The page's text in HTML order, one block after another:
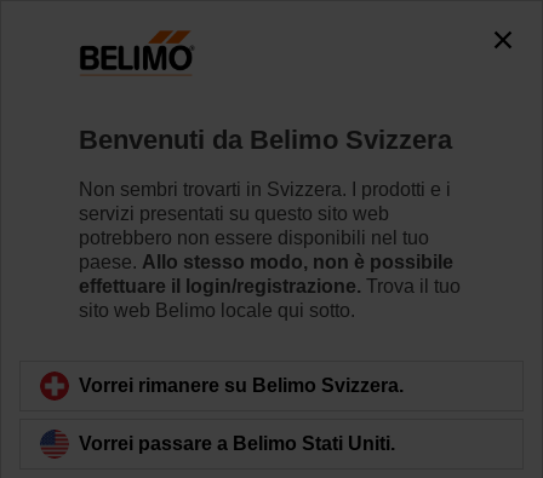
accessing the absolute URL
"https://www.belimo.com/ch/it_IT/~mgnlArea=outdated~".
Home Valvole di regolazione Accessori
ZSFK-14
Torna alla categoria di prodotti
Benvenuti da Belimo Svizzera
Non sembri trovarti in Svizzera. I prodotti e i
servizi presentati su questo sito web
potrebbero non essere disponibili nel tuo
paese. Allo stesso modo, non è possibile
effettuare il login/registrazione. Trova il tuo
sito web Belimo locale qui sotto.
Vorrei rimanere su Belimo Svizzera.
Vorrei passare a Belimo Stati Uniti.